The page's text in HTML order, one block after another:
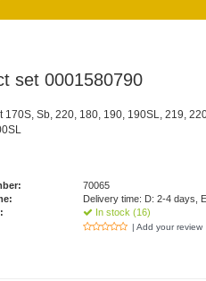
set 0001580790
170S, Sb, 220, 180, 190, 190SL, 219,
70065
Delivery time: D: 2-4 days,
In stock (16)
| Add your review